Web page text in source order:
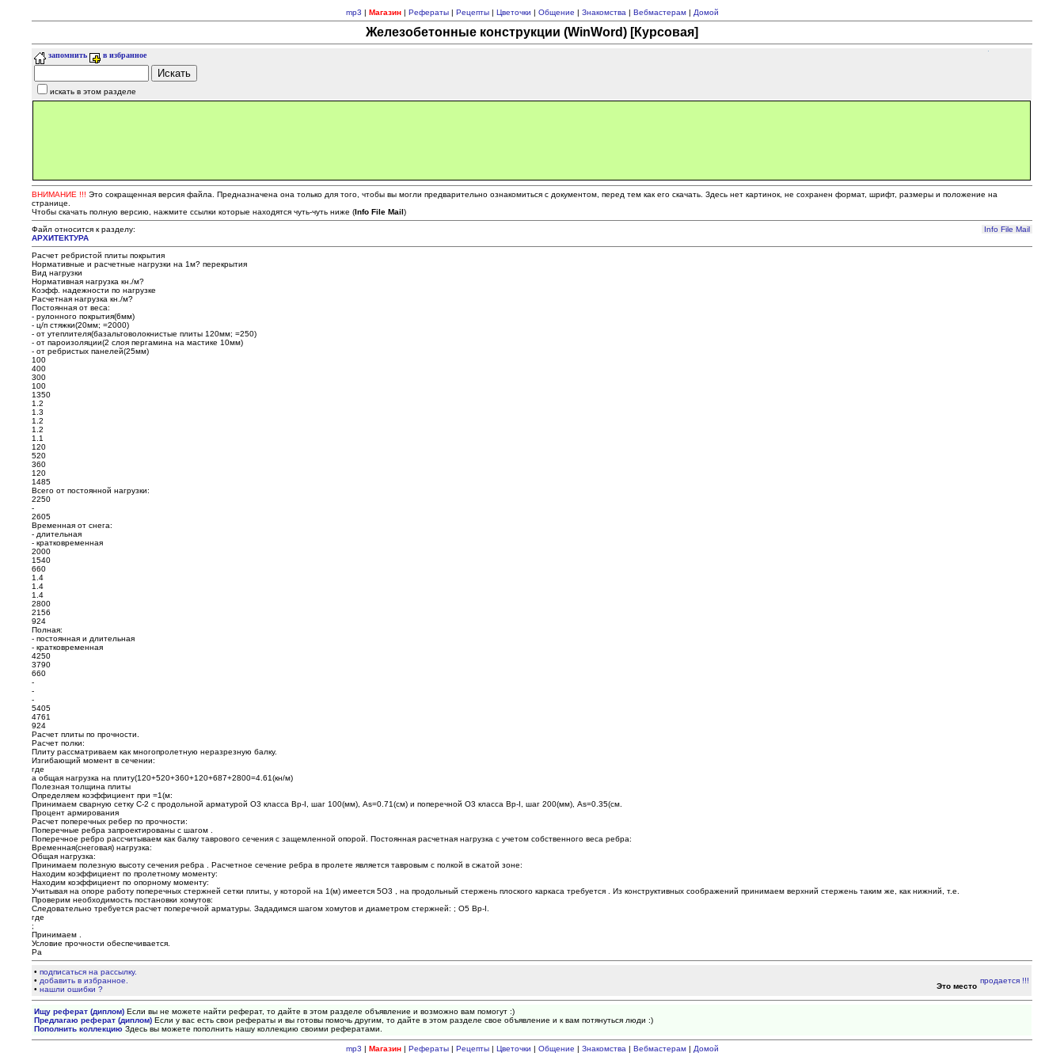
mp3 | Магазин| Рефераты| Рецепты| Цветочки | Общение | Знакомства | Вебмастерам| Домой
Железобетонные конструкции (WinWord) [Курсовая]
запомнить в избранное
искать в этом разделе
ВНИМАНИЕ !!! Это сокращенная версия файла. Предназначена она только для того, чтобы вы могли предварительно ознакомиться с документом, перед тем как его скачать. Здесь нет картинок, не сохранен формат, шрифт, размеры и положение на
странице.
Чтобы скачать полную версию, нажмите ссылки которые находятся чуть-чуть ниже (Info File Mail)
Info File Mail
Файл относится к разделу:
АРХИТЕКТУРА
Расчет ребристой плиты покрытия
Нормативные и расчетные нагрузки на 1м? перекрытия
Вид нагрузки
Нормативная нагрузка кн./м?
Коэфф. надежности по нагрузке
Расчетная нагрузка кн./м?
Постоянная от веса:
- рулонного покрытия(6мм)
- ц/п стяжки(20мм; =2000)
- от утеплителя(базальтоволокнистые плиты 120мм; =250)
- от пароизоляции(2 слоя пергамина на мастике 10мм)
- от ребристых панелей(25мм)
100
400
300
100
1350
1.2
1.3
1.2
1.2
1.1
120
520
360
120
1485
Всего от постоянной нагрузки:
2250
-
2605
Временная от снега:
- длительная
- кратковременная
2000
1540
660
1.4
1.4
1.4
2800
2156
924
Полная:
- постоянная и длительная
- кратковременная
4250
3790
660
-
-
-
5405
4761
924
Расчет плиты по прочности.
Расчет полки:
Плиту рассматриваем как многопролетную неразрезную балку.
Изгибающий момент в сечении:
где
а общая нагрузка на плиту(120+520+360+120+687+2800=4.61(кн/м)
Полезная толщина плиты
Определяем коэффициент при =1(м:
Принимаем сварную сетку С-2 с продольной арматурой O3 класса Вр-I, шаг 100(мм), As=0.71(см) и поперечной O3 класса Вр-I, шаг 200(мм), As=0.35(см.
Процент армирования
Расчет поперечных ребер по прочности:
Поперечные ребра запроектированы с шагом .
Поперечное ребро рассчитываем как балку таврового сечения с защемленной опорой. Постоянная расчетная нагрузка с учетом собственного веса ребра:
Временная(снеговая) нагрузка:
Общая нагрузка:
Принимаем полезную высоту сечения ребра . Расчетное сечение ребра в пролете является тавровым с полкой в сжатой зоне:
Находим коэффициент по пролетному моменту:
Находим коэффициент по опорному моменту:
Учитывая на опоре работу поперечных стержней сетки плиты, у которой на 1(м) имеется 5O3 , на продольный стержень плоского каркаса требуется . Из конструктивных соображений принимаем верхний стержень таким же, как нижний, т.е.
Проверим необходимость постановки хомутов:
Следовательно требуется расчет поперечной арматуры. Зададимся шагом хомутов и диаметром стержней: ; O5 Вр-I.
где
;
Принимаем .
Условие прочности обеспечивается.
Ра
•подписаться на рассылку.
• добавить в избранное.
•нашли ошибки ? Это место
Ищу реферат (диплом) Если вы не можете найти реферат, то дайте в этом разделе объявление и возможно вам помогут :)
Предлагаю реферат (диплом) Если у вас есть свои рефераты и вы готовы помочь другим, то дайте в этом разделе свое объявление и к вам потянуться люди :)
Пополнить коллекцию Здесь вы можете пополнить нашу коллекцию своими рефератами.
mp3 | Магазин| Рефераты| Рецепты| Цветочки | Общение | Знакомства | Вебмастерам| Домой